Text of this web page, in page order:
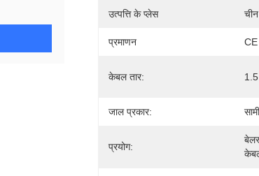
उत्पत्ति के प्लेस चीन
प्रमाणन CE
केबल तार: 1.5
जाल प्रकार: सामी
प्रयोग: